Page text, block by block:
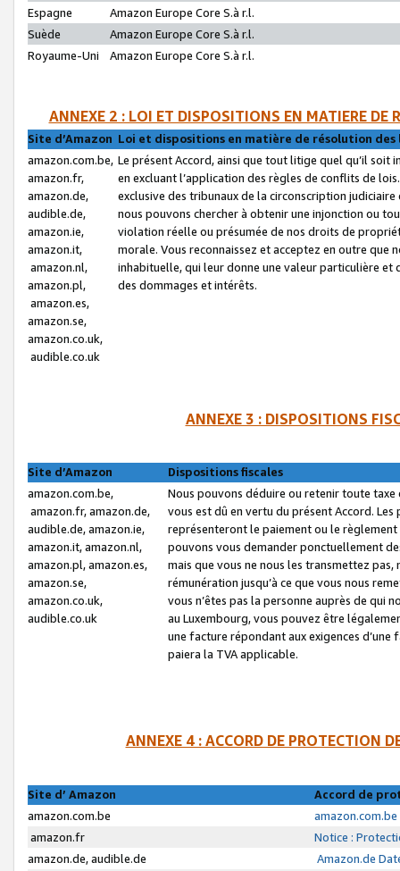
Espagne
Amazon Europe Core S.à r.l.
Suède
Amazon Europe Core S.à r.l.
Royaume-Uni
Amazon Europe Core S.à r.l.
ANNEXE 2 : LOI ET DISPOSITIONS EN MATIERE DE
Site d’Amazon Loi et dispositions en matière de résolution
amazon.com.be,
amazon.fr,
amazon.de,
audible.de,
amazon.ie,
amazon.it,
amazon.nl,
amazon.pl,
amazon.es,
amazon.se,
amazon.co.uk,
audible.co.uk
Le présent Accord, ainsi que tout litige quel qu’il soit
en excluant l’application des règles de conflits de
exclusive des tribunaux de la circonscription
nous pouvons chercher à obtenir une injonction ou
violation réelle ou présumée de nos droits de
morale. Vous reconnaissez et acceptez en outre que
inhabituelle, qui leur donne une valeur particulière
des dommages et intérêts.
ANNEXE 3 : DISPOSITIONS
Site d’Amazon
Dispositions fiscales
amazon.com.be,
amazon.fr, amazon.de,
audible.de, amazon.ie,
amazon.it, amazon.nl,
amazon.pl, amazon.es,
amazon.se,
amazon.co.uk,
audible.co.uk
Nous pouvons déduire ou retenir toute
vous est dû en vertu du présent Accord.
représenteront le paiement ou le
pouvons vous demander ponctuellement
mais que vous ne nous les transmettez
rémunération jusqu’à ce que vous nous
vous n’êtes pas la personne auprès de qui
au Luxembourg, vous pouvez être
une facture répondant aux exigences
paiera la TVA applicable.
ANNEXE 4 : ACCORD DE PROTECTION
Site d’ Amazon
Accord de
amazon.com.be
amazon.fr
Notice :
amazon.de, audible.de
Amazon.de